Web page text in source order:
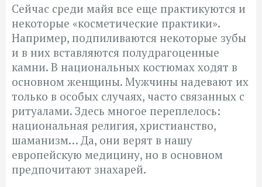
Сейчас среди майя все еще практикуются и
некоторые «косметические практики».
Например, подпиливаются некоторые зубы
и в них вставляются полудрагоценные
камни. В национальных костюмах ходят в
основном женщины. Мужчины надевают их
только в особых случаях, часто связанных с
ритуалами. Здесь многое переплелось:
национальная религия, христианство,
шаманизм… Да, они верят в нашу
европейскую медицину, но в основном
предпочитают знахарей.